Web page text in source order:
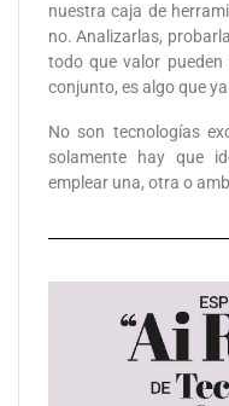
nuestra caja de
no. Analizarlas,
todo que valor
conjunto, es algo que
No son tecnologías
solamente hay que
emplear una, otra o